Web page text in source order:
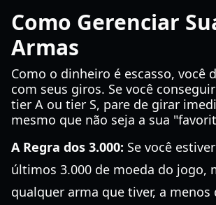
Como Gerenciar
Armas
Como o dinheiro é escasso, você
com seus giros. Se você
tier A ou tier S, pare de girar
mesmo que não seja a sua
A Regra dos 3.000: Se você
últimos 3.000 de moeda do jogo,
qualquer arma que tiver, a menos